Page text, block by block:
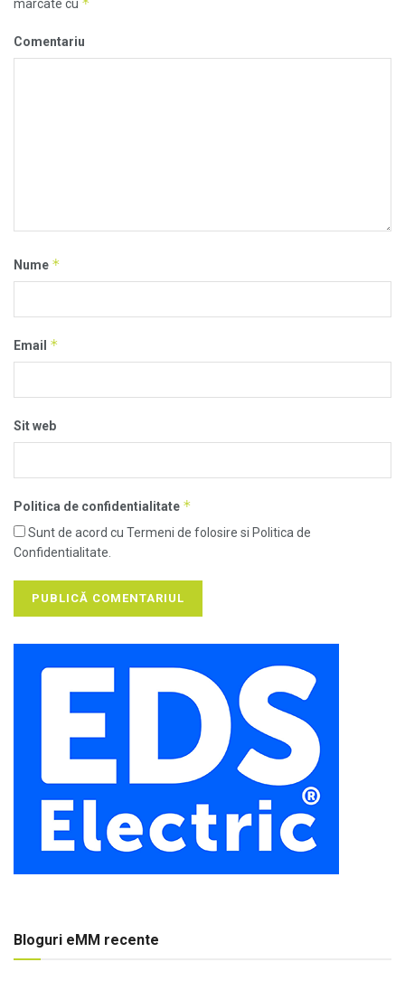
marcate cu
Comentariu
Nume *
Email *
Sit web
Politica de confidentialitate *
Sunt de acord cu Termeni de folosire si Politica de
Confidentialitate.
Bloguri eMM recente